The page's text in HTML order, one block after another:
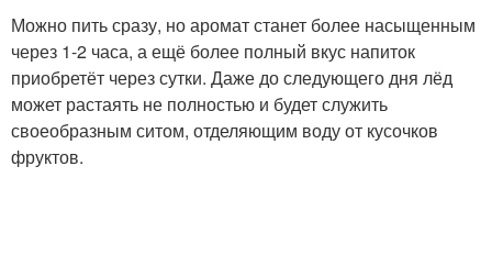
Можно пить сразу, но аромат станет более насыщенным
через 1-2 часа, а ещё более полный вкус напиток
приобретёт через сутки. Даже до следующего дня лёд
может растаять не полностью и будет служить
своеобразным ситом, отделяющим воду от кусочков
фруктов.